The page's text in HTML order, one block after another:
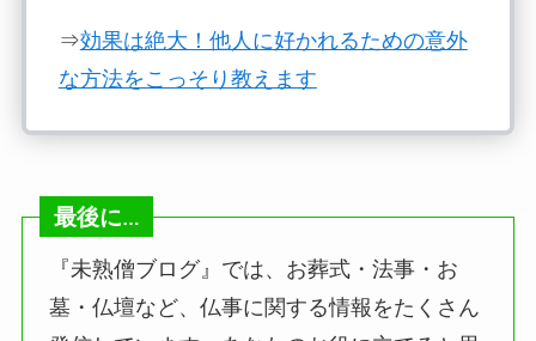
⇒効果は絶大！他人に好かれるための意外
な方法をこっそり教えます
最後に…
『未熟僧ブログ』では、お葬式・法事・お
墓・仏壇など、仏事に関する情報をたくさん